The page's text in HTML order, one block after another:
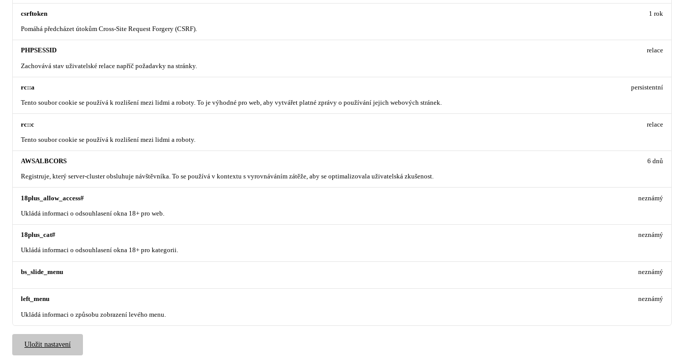
csrftoken
Pomáhá předcházet útokům Cross-Site Request Forgery (CSRF).
1 rok
PHPSESSID
Zachovává stav uživatelské relace napříč požadavky na stránky.
relace
rc::a
Tento soubor cookie se používá k rozlišení mezi lidmi a roboty. To je výhodné pro web, aby vytvářet platné zprávy o používání jejich webových stránek.
persistentní
rc::c
Tento soubor cookie se používá k rozlišení mezi lidmi a roboty.
relace
AWSALBCORS
Registruje, který server-cluster obsluhuje návštěvníka. To se používá v kontextu s vyrovnáváním zátěže, aby se optimalizovala uživatelská zkušenost.
6 dnů
18plus_allow_access#
Ukládá informaci o odsouhlasení okna 18+ pro web.
neznámý
18plus_cat#
Ukládá informaci o odsouhlasení okna 18+ pro kategorii.
neznámý
bs_slide_menu neznámý
left_menu
Ukládá informaci o způsobu zobrazení levého menu.
neznámý
Uložit nastavení